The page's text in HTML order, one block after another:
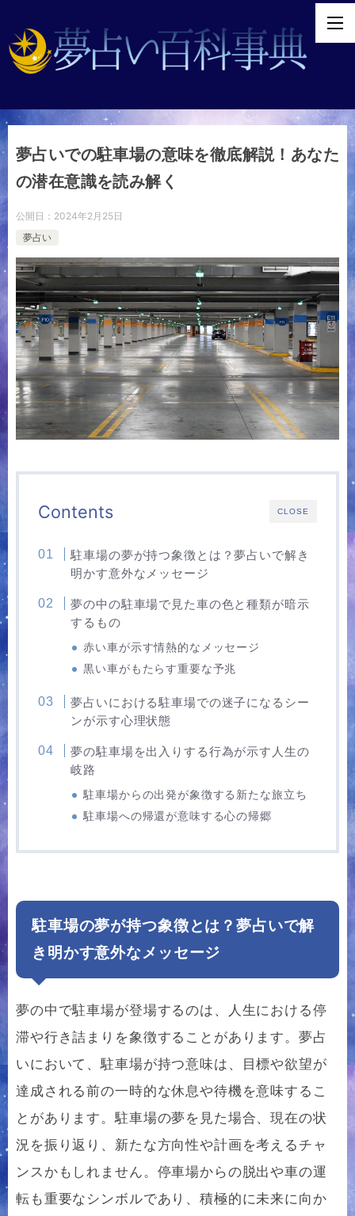
夢占いでの駐車場の意味を徹底解説！あなた
の潜在意識を読み解く
公開日： 2024年2月25日
夢占い
CLOSE
Contents
駐車場の夢が持つ象徴とは？夢占いで解き
明かす意外なメッセージ
夢の中の駐車場で見た車の色と種類が暗示
するもの
赤い車が示す情熱的なメッセージ
黒い車がもたらす重要な予兆
夢占いにおける駐車場での迷子になるシー
ンが示す心理状態
夢の駐車場を出入りする行為が示す人生の
岐路
駐車場からの出発が象徴する新たな旅立ち
駐車場への帰還が意味する心の帰郷
駐車場の夢が持つ象徴とは？夢占いで解
き明かす意外なメッセージ
夢の中で駐車場が登場するのは、人生における停
滞や行き詰まりを象徴することがあります。夢占
いにおいて、駐車場が持つ意味は、目標や欲望が
達成される前の一時的な休息や待機を意味するこ
とがあります。駐車場の夢を見た場合、現在の状
況を振り返り、新たな方向性や計画を考えるチャ
ンスかもしれません。停車場からの脱出や車の運
転も重要なシンボルであり、積極的に未来に向か